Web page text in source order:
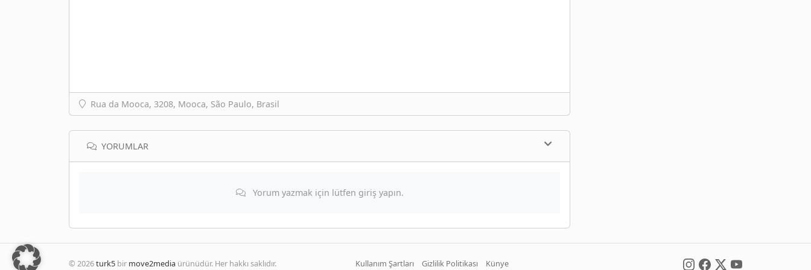
Rua da Mooca, 3208, Mooca, São Paulo, Brasil
YORUMLAR
Yorum yazmak için lütfen giriş yapın.
© 2026turk5 bir move2media ürünüdür. Her hakkı saklıdır. Kullanım Şartları Gizlilik Politikası Künye